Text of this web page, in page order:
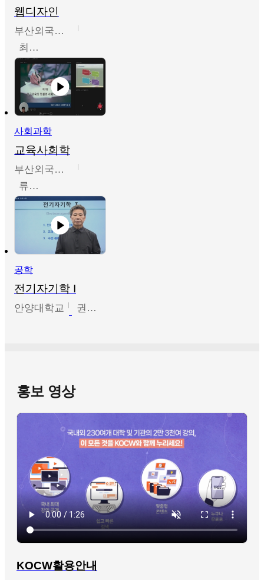
웹디자인
부산외국어대학교
최진오
사회과학
교육사회학
부산외국어대학교
류영철
공학
전기자기학 I
안양대학교 권원현
홍보 영상
KOCW활용안내